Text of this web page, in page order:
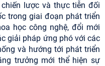
lược và thực tiễn đối
trong giai đoạn phát triển
học công nghệ, đổi mới
giải pháp ứng phó với các
và hướng tới phát triển
trưởng mới thể hiện sự